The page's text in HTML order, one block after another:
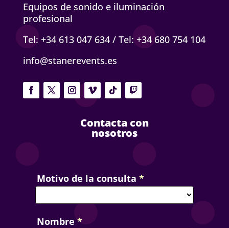
Equipos de sonido e iluminación
profesional
Tel: +34 613 047 634/ Tel: +34 680 754 104
info@stanerevents.es
Contacta con
nosotros
Contact
Us
Motivo de la consulta *
Nombre *